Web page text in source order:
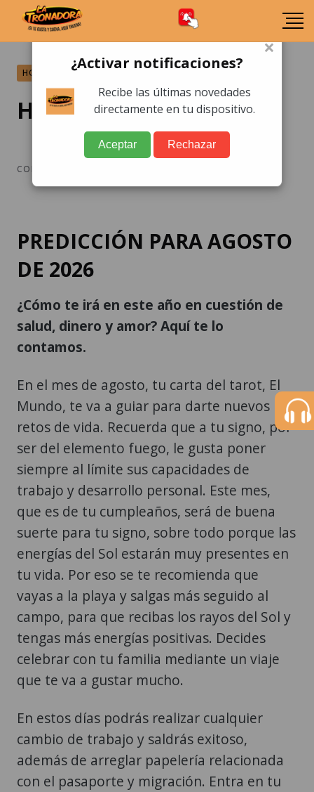
HORÓSCOPO
Horóscopo Leo
COMPARTIR:
PREDICCIÓN PARA AGOSTO
DE 2026
¿Cómo te irá en este año en cuestión de
salud, dinero y amor? Aquí te lo
contamos.
En el mes de agosto, tu carta del tarot, El
Mundo, te va a guiar para darte nuevos
retos de vida. Recuerda que a tu signo, por
ser del elemento fuego, le gusta poner
siempre al límite sus capacidades de
trabajo y desarrollo personal. Este mes,
que es de tu cumpleaños, será de buena
suerte para tu signo, sobre todo porque las
energías del Sol estarán muy presentes en
tu vida. Por eso se te recomienda que
vayas a la playa y salgas más seguido al
campo, para que recibas los rayos del Sol y
tengas más energías positivas. Decides
celebrar con tu familia mediante un viaje
que te va a gustar mucho.
En estos días podrás realizar cualquier
cambio de trabajo y saldrás exitoso,
además de arreglar papelería relacionada
con el pasaporte y migración. Entra en tu
×
¿Activar notificaciones?
Recibe las últimas novedades
directamente en tu dispositivo.
Aceptar Rechazar